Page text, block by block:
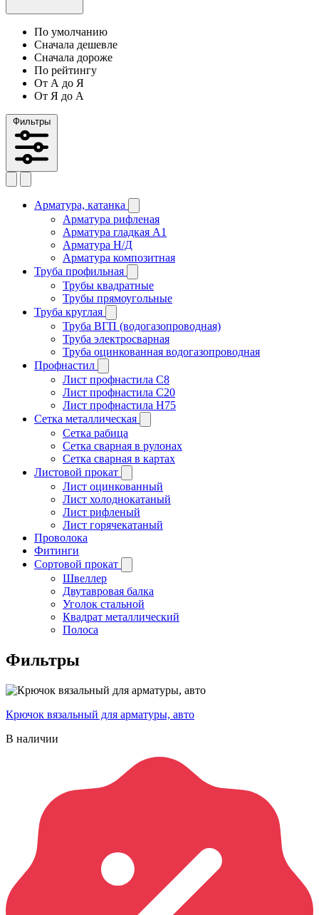
По умолчанию
Сначала дешевле
Сначала дороже
По рейтингу
От А до Я
От Я до А
Фильтры
Арматура, катанка
Арматура рифленая
Арматура гладкая A1
Арматура Н/Д
Арматура композитная
Труба профильная
Трубы квадратные
Трубы прямоугольные
Труба круглая
Труба ВГП (водогазопроводная)
Труба электросварная
Труба оцинкованная водогазопроводная
Профнастил
Лист профнастила С8
Лист профнастила С20
Лист профнастила Н75
Сетка металлическая
Сетка рабица
Сетка сварная в рулонах
Сетка сварная в картах
Листовой прокат
Лист оцинкованный
Лист холоднокатаный
Лист рифленый
Лист горячекатаный
Проволока
Фитинги
Сортовой прокат
Швеллер
Двутавровая балка
Уголок стальной
Квадрат металлический
Полоса
Фильтры
Крючок вязальный для арматуры, авто
В наличии